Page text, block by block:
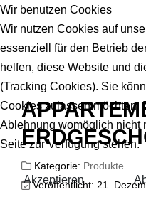
Kategorie: Produkte
Veröffentlicht: 21.
Wir benutzen Cookies
Wir nutzen Cookies auf
essenziell für den Betrieb
helfen, diese Website und
(Tracking Cookies). Sie
Cookies zulassen möchten.
Ablehnung womöglich nicht
Seite zur Verfügung stehen.
Akzeptieren